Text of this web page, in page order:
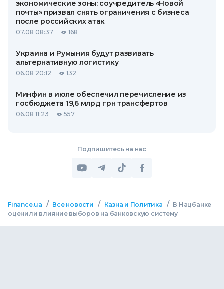
экономические зоны: соучредитель «Новой
почты» призвал снять ограничения с бизнеса
после российских атак
07.08 08:37 168
Украина и Румыния будут развивать
альтернативную логистику
06.08 20:12 132
Минфин в июле обеспечил перечисление из
госбюджета 19,6 млрд грн трансфертов
06.08 11:23 557
Подпишитесь на нас
Finance.ua / Все новости / Казна и Политика / В Нацбанке
оценили влияние выборов на банковскую систему